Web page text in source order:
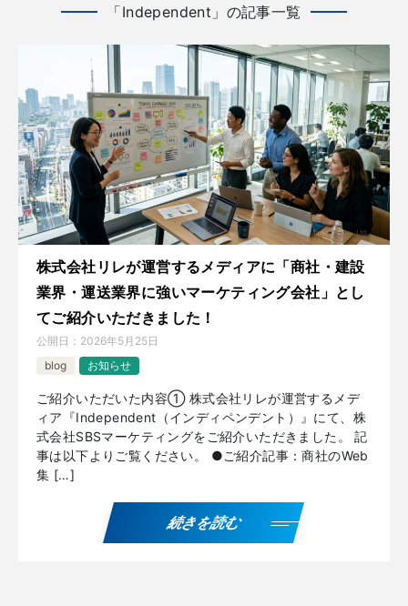
「Independent」の記事一覧
株式会社リレが運営するメディアに「商社・建設
業界・運送業界に強いマーケティング会社」とし
てご紹介いただきました！
公開日： 2026年5月25日
blog
お知らせ
ご紹介いただいた内容① 株式会社リレが運営するメデ
ィア『Independent（インディペンデント）』にて、株
式会社SBSマーケティングをご紹介いただきました。 記
事は以下よりご覧ください。 ●ご紹介記事：商社のWeb
集 […]
続きを読む